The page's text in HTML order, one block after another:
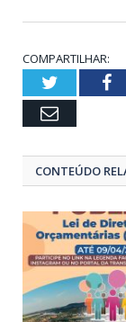
COMPARTILHAR:
Twitter
Email
CONTEÚDO